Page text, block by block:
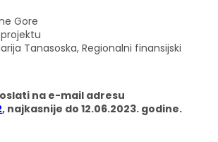
Gore
Tanasoska, Regionalni finansijski
na e-mail adresu
, najkasnije do 12.06.2023. godine.